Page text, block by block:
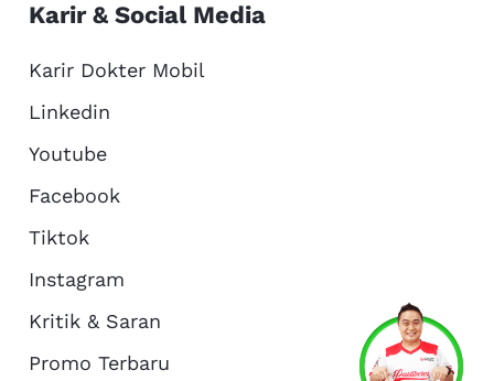
About Us
Karir & Social Media
Karir Dokter Mobil
Linkedin
Youtube
Facebook
Tiktok
Instagram
Kritik & Saran
Promo Terbaru